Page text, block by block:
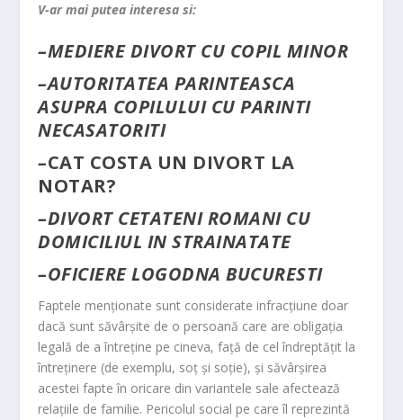
V-ar mai putea interesa si:
–MEDIERE DIVORT CU COPIL MINOR
–AUTORITATEA PARINTEASCA
ASUPRA COPILULUI CU PARINTI
NECASATORITI
–CAT COSTA UN DIVORT LA
NOTAR?
–DIVORT CETATENI ROMANI CU
DOMICILIUL IN STRAINATATE
–OFICIERE LOGODNA BUCURESTI
Faptele menţionate sunt considerate infracţiune doar
dacă sunt săvârşite de o persoană care are obligaţia
legală de a întreţine pe cineva, faţă de cel îndreptăţit la
întreţinere (de exemplu, soţ şi soţie), şi săvârşirea
acestei fapte în oricare din variantele sale afectează
relaţiile de familie. Pericolul social pe care îl reprezintă